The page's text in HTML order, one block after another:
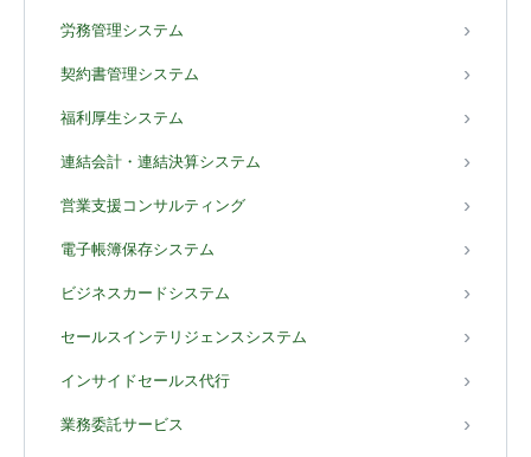
労務管理システム
契約書管理システム
福利厚生システム
連結会計・連結決算システム
営業支援コンサルティング
電子帳簿保存システム
ビジネスカードシステム
セールスインテリジェンスシステム
インサイドセールス代行
業務委託サービス